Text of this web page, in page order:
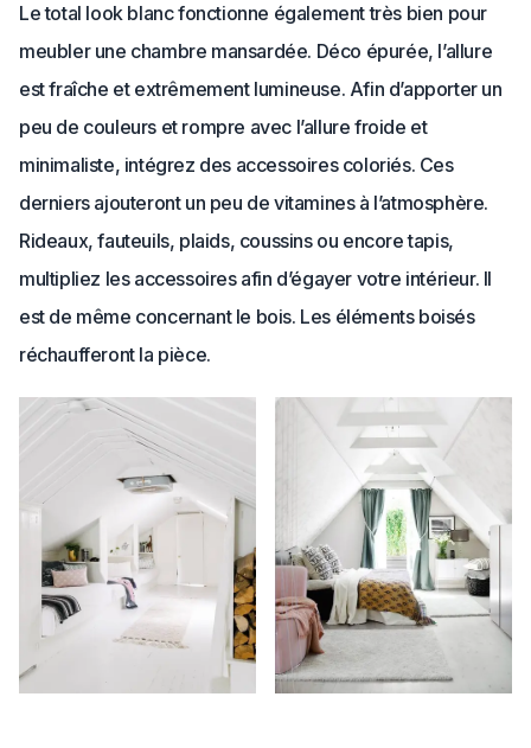
Le total look blanc fonctionne également très bien pour
meubler une chambre mansardée. Déco épurée, l’allure
est fraîche et extrêmement lumineuse. Afin d’apporter un
peu de couleurs et rompre avec l’allure froide et
minimaliste, intégrez des accessoires coloriés. Ces
derniers ajouteront un peu de vitamines à l’atmosphère.
Rideaux, fauteuils, plaids, coussins ou encore tapis,
multipliez les accessoires afin d’égayer votre intérieur. Il
est de même concernant le bois. Les éléments boisés
réchaufferont la pièce.